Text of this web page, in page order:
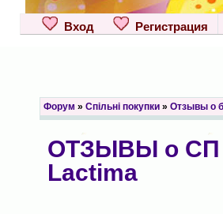
Вход Регистрация
Форум » Спільні покупки» Отзывы о
ОТЗЫВЫ о СП
Lactima